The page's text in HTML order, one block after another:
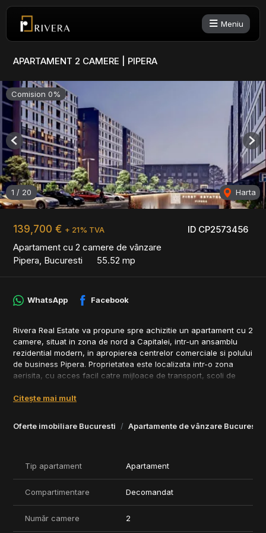
Meniu
APARTAMENT 2 CAMERE | PIPERA
ID CP2573456
139,700 € + 21% TVA
Apartament cu 2 camere de vânzare
Pipera, Bucuresti
55.52 mp
Comision 0%
1 / 20 Harta
Previous
Oferte imobiliare Bucuresti Apartamente de vânzare Bucuresti
WhatsApp Facebook
Rivera Real Estate va propune spre achizitie un apartament cu 2
camere, situat in zona de nord a Capitalei, intr-un ansamblu
rezidential modern, in apropierea centrelor comerciale si polului
de business Pipera. Proprietatea este localizata intr-o zona
aerisita, cu acces facil catre mijloace de transport, scoli de
Balcon generos de 13 mp, accesibil din fiecare camera
naturala)
- Fatada ventilata
- Tamplarie PVC cu geam tripan
- Parchet triplu stratificat
- Usi de interior Porta Doors
Citește mai mult
Tip apartament Apartament
Compartimentare Decomandat
Număr camere 2